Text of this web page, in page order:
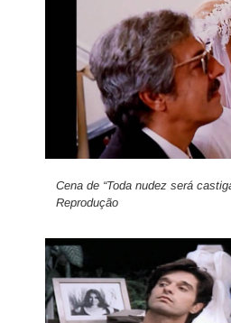
Cena de “Toda nudez será
Reprodução